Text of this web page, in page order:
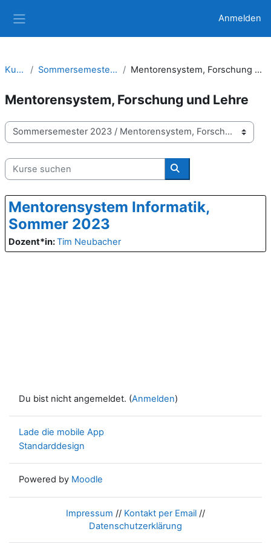
Anmelden
Kurse Sommersemester 2023 Mentorensystem, Forschung und Lehre
Mentorensystem, Forschung und Lehre
Kursbereiche
Kurse suchen
Kurse suchen
Mentorensystem Informatik,
Sommer 2023
Dozent*in:Tim Neubacher
Du bist nicht angemeldet. (Anmelden)
Lade die mobile App
Standarddesign
Powered by Moodle
Impressum // Kontakt per Email //
Datenschutzerklärung